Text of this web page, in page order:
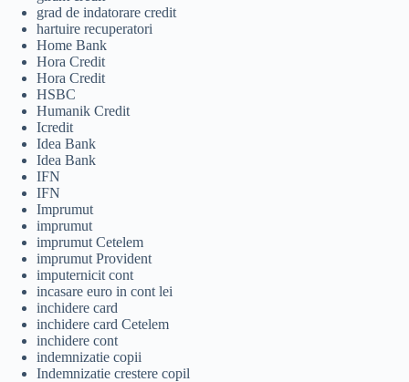
grad de indatorare credit
hartuire recuperatori
Home Bank
Hora Credit
Hora Credit
HSBC
Humanik Credit
Icredit
Idea Bank
Idea Bank
IFN
IFN
Imprumut
imprumut
imprumut Cetelem
imprumut Provident
imputernicit cont
incasare euro in cont lei
inchidere card
inchidere card Cetelem
inchidere cont
indemnizatie copii
Indemnizatie crestere copil